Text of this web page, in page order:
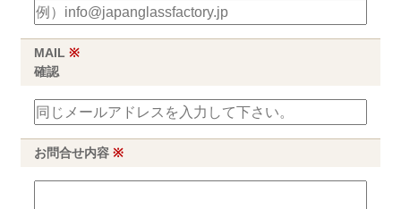
MAIL※
確認
お問合せ内容※